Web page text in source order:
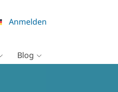
Anmelden
Blog